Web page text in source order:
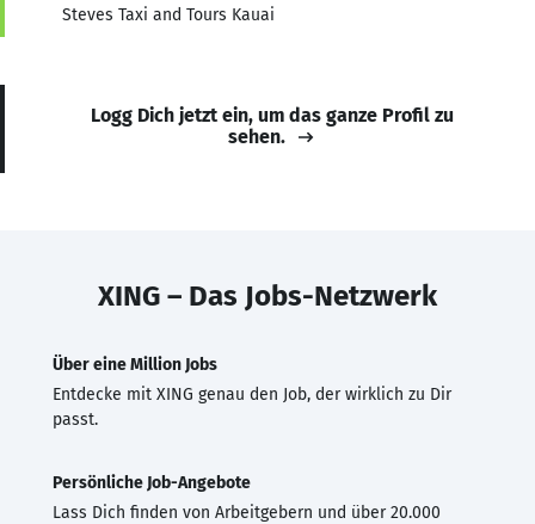
Steves Taxi and Tours Kauai
Logg Dich jetzt ein, um das ganze Profil zu
sehen.
XING – Das Jobs-Netzwerk
Über eine Million Jobs
Entdecke mit XING genau den Job, der wirklich zu Dir
passt.
Persönliche Job-Angebote
Lass Dich finden von Arbeitgebern und über 20.000